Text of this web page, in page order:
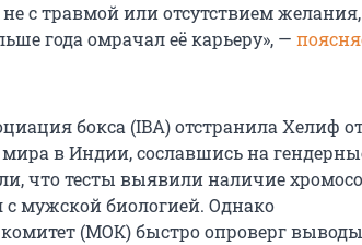
не с травмой или отсутствием
года омрачал её карьеру», —
бокса (IBA) отстранила Хелиф
в Индии, сославшись на
что тесты выявили наличие
мужской биологией. Однако
(МОК) быстро опроверг выводы